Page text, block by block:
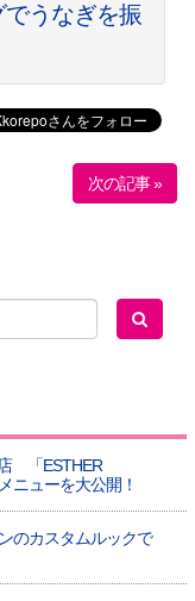
うなぎを振
次の記事 »
「ESTHER
ニューを大公開！
のカスタムルックで